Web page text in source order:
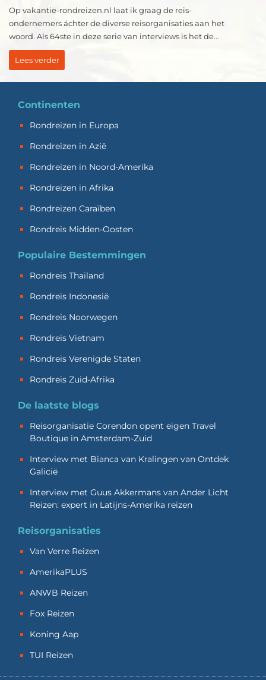
Op vakantie-rondreizen.nl laat ik graag de reis-
ondernemers áchter de diverse reisorganisaties aan het
woord. Als 64ste in deze serie van interviews is het de...
Lees verder
Continenten
Rondreizen in Europa
Rondreizen in Azië
Rondreizen in Noord-Amerika
Rondreizen in Afrika
Rondreizen Caraïben
Rondreis Midden-Oosten
Populaire Bestemmingen
Rondreis Thailand
Rondreis Indonesië
Rondreis Noorwegen
Rondreis Vietnam
Rondreis Verenigde Staten
Rondreis Zuid-Afrika
De laatste blogs
Reisorganisatie Corendon opent eigen Travel
Boutique in Amsterdam-Zuid
Interview met Bianca van Kralingen van Ontdek
Galicië
Interview met Guus Akkermans van Ander Licht
Reizen: expert in Latijns-Amerika reizen
Reisorganisaties
Van Verre Reizen
AmerikaPLUS
ANWB Reizen
Fox Reizen
Koning Aap
TUI Reizen